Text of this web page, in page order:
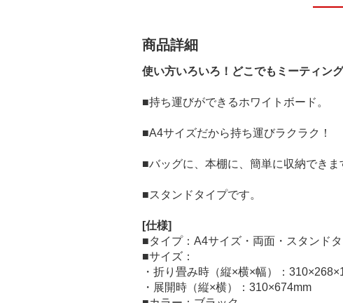
商品詳細
使い方いろいろ！どこでもミーティン
■持ち運びができるホワイトボード。
■A4サイズだから持ち運びラクラク！
■バッグに、本棚に、簡単に収納できま
■スタンドタイプです。
[仕様]
■タイプ：A4サイズ・両面・スタンド
■サイズ：
・折り畳み時（縦×横×幅）：
・展開時（縦×横）：310×674mm